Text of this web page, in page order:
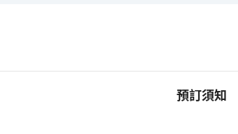
預訂須知